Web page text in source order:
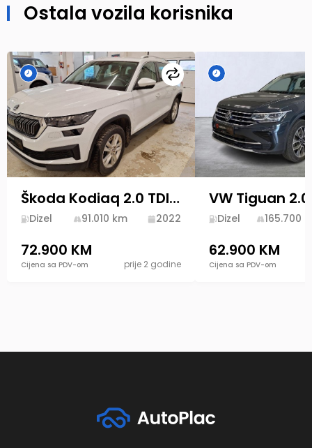
Ostala vozila korisnika
Uporedi
Škoda Kodiaq 2.0 TDI 200ks 4x4 DSG 2022 Style Novi Model
Dizel 91.010 km 2022
72.900 KM
Cijena sa PDV-om prije 2 godine
Dizel 165.700
62.900 KM
Cijena sa PDV-om